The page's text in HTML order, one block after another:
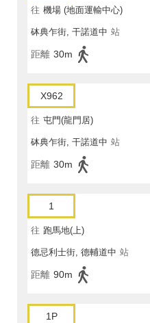
往 機場 (地面運輸中心)
砵典乍街, 干諾道中 站
距離 30m
X962
往 屯門(龍門居)
砵典乍街, 干諾道中 站
距離 30m
1
往 跑馬地(上)
德忌利士街, 德輔道中 站
距離 90m
1P